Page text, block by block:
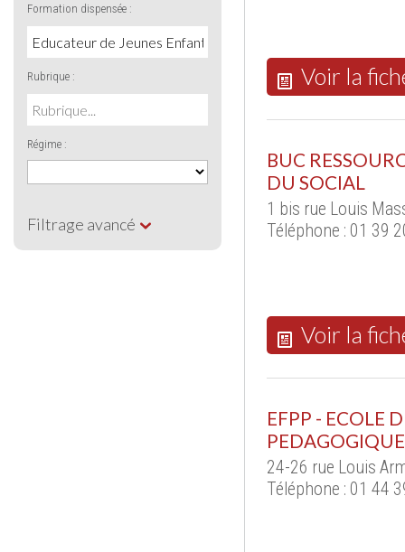
Formation dispensée :
Rubrique :
Régime :
Filtrage avancé
Voir la
BUC
DU SOCIAL
1 bis rue Louis
Téléphone : 01 39
Voir la
EFPP - ECOLE
PEDAGOGIQUE
24-26 rue Louis
Téléphone : 01 44